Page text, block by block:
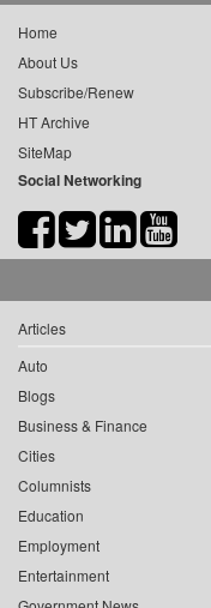
Home
About Us
Subscribe/Renew
HT Archive
SiteMap
Social Networking
Articles
Auto
Blogs
Business & Finance
Cities
Columnists
Education
Employment
Entertainment